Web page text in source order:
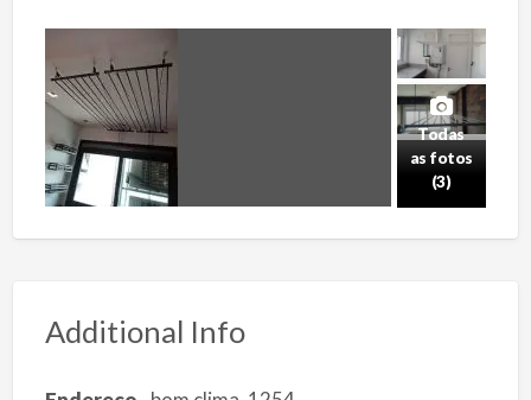
Todas
as fotos
(3)
Additional Info